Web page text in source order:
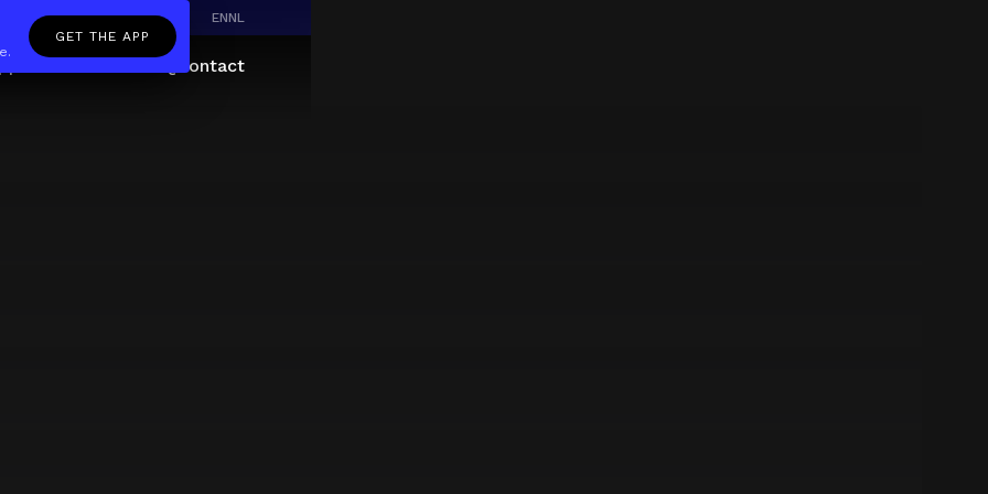
ENNL
Contact
GET THE APP